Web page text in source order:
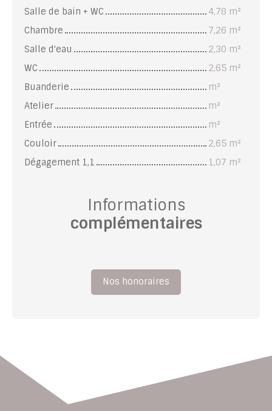
Salle de bain + WC
4,78 m²
Chambre
7,26 m²
Salle d'eau
2,30 m²
WC
2,65 m²
Buanderie
m²
Atelier
m²
Entrée
m²
Couloir
2,65 m²
Dégagement 1,1
1,07 m²
Informations
complémentaires
Nos honoraires